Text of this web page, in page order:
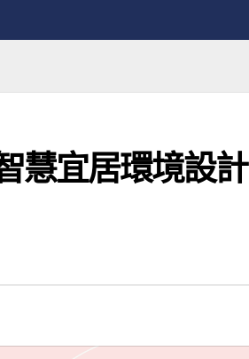
慧宜居環境設計